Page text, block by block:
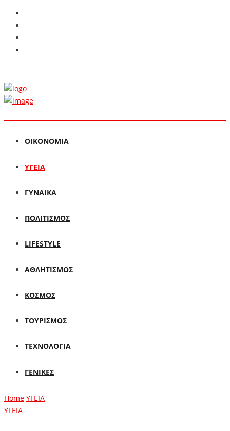
ΟΙΚΟΝΟΜΙΑ
ΥΓΕΙΑ
ΓΥΝΑΙΚΑ
ΠΟΛΙΤΙΣΜΟΣ
LIFESTYLE
ΑΘΛΗΤΙΣΜΟΣ
ΚΟΣΜΟΣ
ΤΟΥΡΙΣΜΟΣ
ΤΕΧΝΟΛΟΓΙΑ
ΓΕΝΙΚΕΣ
Home ΥΓΕΙΑ
ΥΓΕΙΑ